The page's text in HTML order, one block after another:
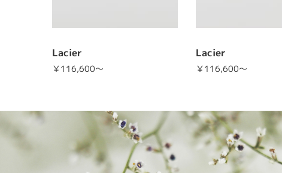
Lacier
￥116,600～
Lacier
￥116,600～